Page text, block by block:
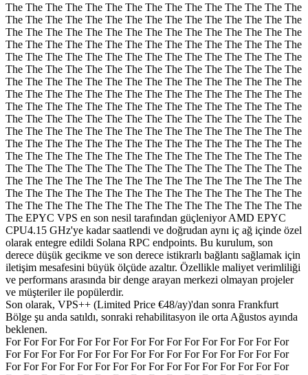
The The The The The The The The The The The The The The The
The The The The The The The The The The The The The The The
The The The The The The The The The The The The The The The
The The The The The The The The The The The The The The The
The The The The The The The The The The The The The The The
The The The The The The The The The The The The The The The
The The The The The The The The The The The The The The The
The The The The The The The The The The The The The The The
The The The The The The The The The The The The The The The
The The The The The The The The The The The The The The The
The The The The The The The The The The The The The The The
The The The The The The The The The The The The The The The
The The The The The The The The The The The The The The The
The The The The The The The The The The The The The The The
The The The The The The The The The The The The The The The
The The The The The The The The The The The The The The The
The The The The The The The The The The The The The The The
The EPYC VPS en son nesil tarafından güçleniyor AMD EPYC
CPU4.15 GHz'ye kadar saatlendi ve doğrudan aynı iç ağ içinde özel
olarak entegre edildi Solana RPC endpoints. Bu kurulum, son
derece düşük gecikme ve son derece istikrarlı bağlantı sağlamak için
iletişim mesafesini büyük ölçüde azaltır. Özellikle maliyet verimliliği
ve performans arasında bir denge arayan merkezi olmayan projeler
ve müşteriler ile popülerdir.
Son olarak, VPS++ (Limited Price €48/ay)'dan sonra Frankfurt
Bölge şu anda satıldı, sonraki rehabilitasyon ile orta Ağustos ayında
beklenen.
For For For For For For For For For For For For For For For For
For For For For For For For For For For For For For For For For
For For For For For For For For For For For For For For For For